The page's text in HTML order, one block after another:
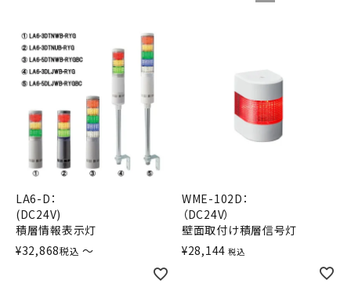
用途別改善アイデア
ネットワーク対応
積層信号灯
回転灯
流線型
表示灯
LA6-D：
(DC24V)
積層情報表示灯
¥32,868税込 〜
WME-102D：
（DC24V）
壁面取付け積層信号灯
¥28,144 税込